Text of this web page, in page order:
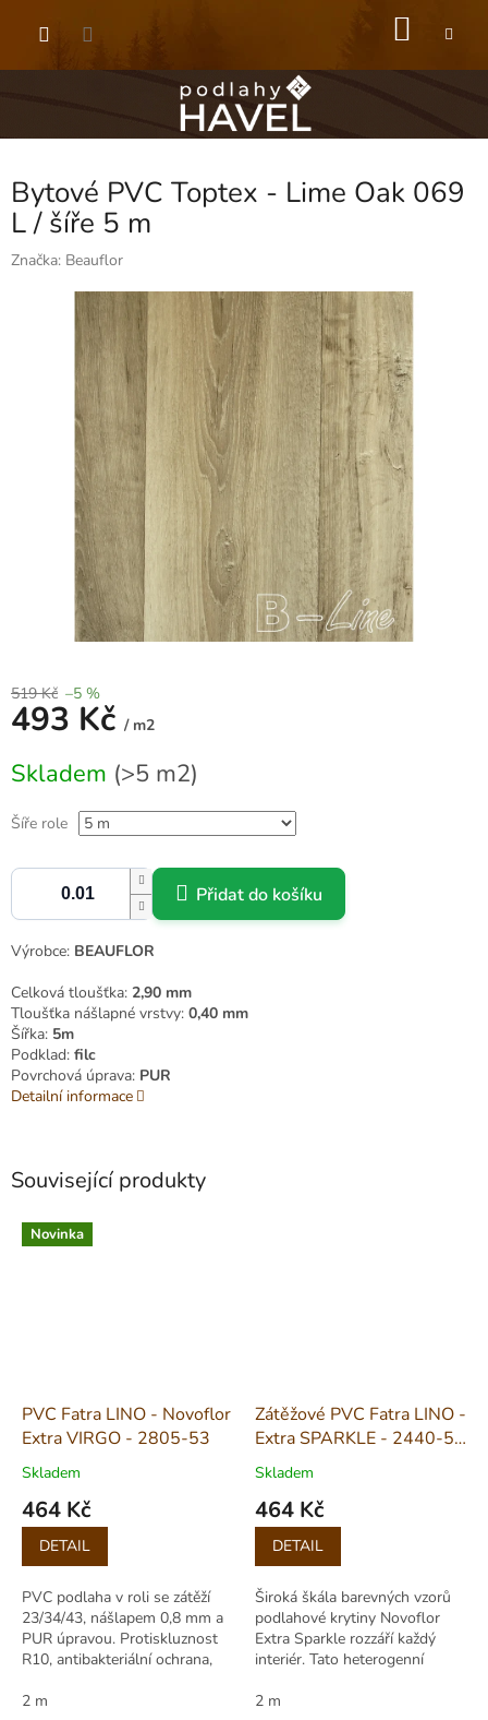
Bytové PVC Toptex - Lime Oak 069
L / šíře 5 m
Značka: Beauflor
519 Kč –5 %
493 Kč / m2
cena:
Skladem (>5 m2)
Šíře role
Přidat do košíku
Výrobce: BEAUFLOR
Celková tloušťka: 2,90 mm
Tloušťka nášlapné vrstvy: 0,40 mm
Šířka: 5m
Podklad: filc
Povrchová úprava: PUR
Detailní informace
Související produkty
Novinka
PVC Fatra LINO - Novoflor
Extra VIRGO - 2805-53
Skladem
464 Kč
Měrná
cena:
DETAIL
PVC podlaha v roli se zátěží
23/34/43, nášlapem 0,8 mm a
PUR úpravou. Protiskluznost
R10, antibakteriální ochrana,
veřejné prostory.
2 m
Zátěžové PVC Fatra LINO -
Extra SPARKLE - 2440-57
šíře 2m
Skladem
464 Kč
Měrná
cena:
DETAIL
Široká škála barevných vzorů
podlahové krytiny Novoflor
Extra Sparkle rozzáří každý
interiér. Tato heterogenní
nejvyšším stupněm zátěže,
2 m